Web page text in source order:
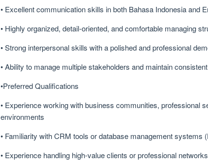
• Excellent communication skills in both Bahasa Indonesia and
• Highly organized, detail-oriented, and comfortable managing
• Strong interpersonal skills with a polished and professional
• Ability to manage multiple stakeholders and maintain
•Preferred Qualifications
• Experience working with business communities, professional
environments
• Familiarity with CRM tools or database management systems
• Experience handling high-value clients or professional networks